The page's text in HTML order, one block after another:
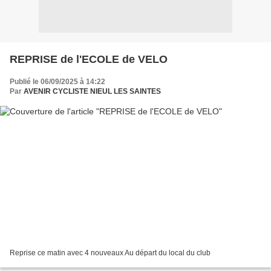
REPRISE de l'ECOLE de VELO
Publié le 06/09/2025 à 14:22
Par AVENIR CYCLISTE NIEUL LES SAINTES
Reprise ce matin avec 4 nouveaux Au départ du local du club